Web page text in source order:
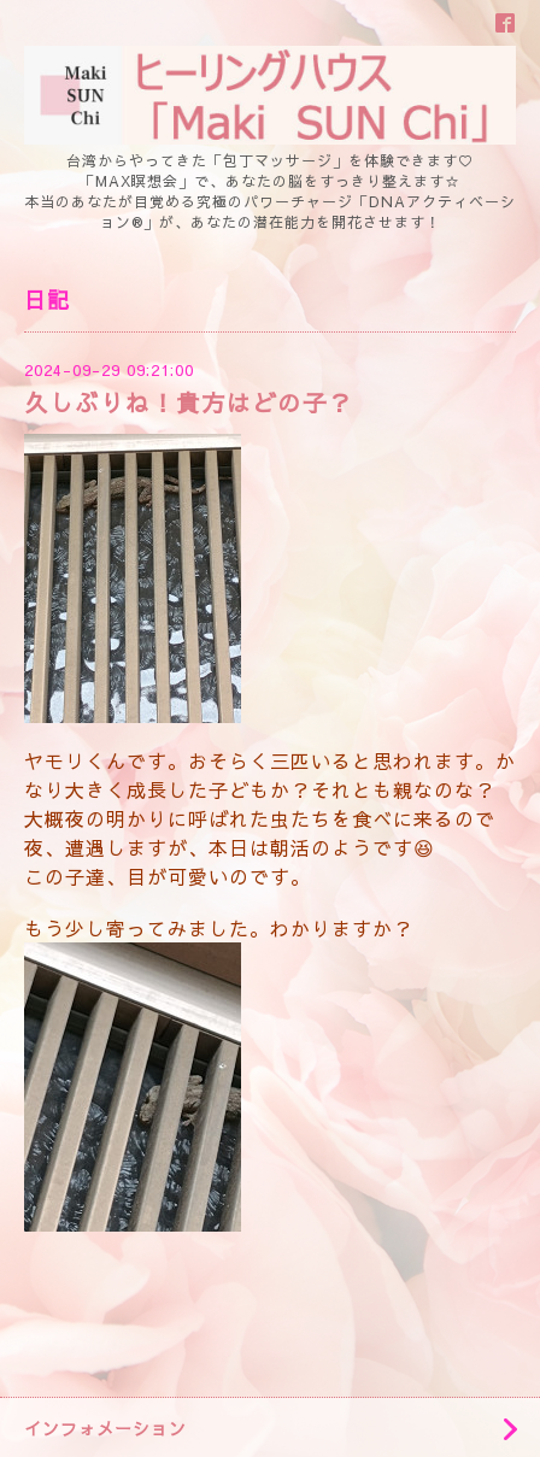
台湾からやってきた「包丁マッサージ」を体験できます♡
「MAX瞑想会」で、あなたの脳をすっきり整えます☆
本当のあなたが目覚める究極のパワーチャージ「DNAアクティベーシ
ョン®」が、あなたの潜在能力を開花させます！
日記
2024-09-29 09:21:00
久しぶりね！貴方はどの子？
ヤモリくんです。おそらく三匹いると思われます。か
なり大きく成長した子どもか？それとも親なのな？
大概夜の明かりに呼ばれた虫たちを食べに来るので
夜、遭遇しますが、本日は朝活のようです😆
この子達、目が可愛いのです。
もう少し寄ってみました。わかりますか？
インフォメーション